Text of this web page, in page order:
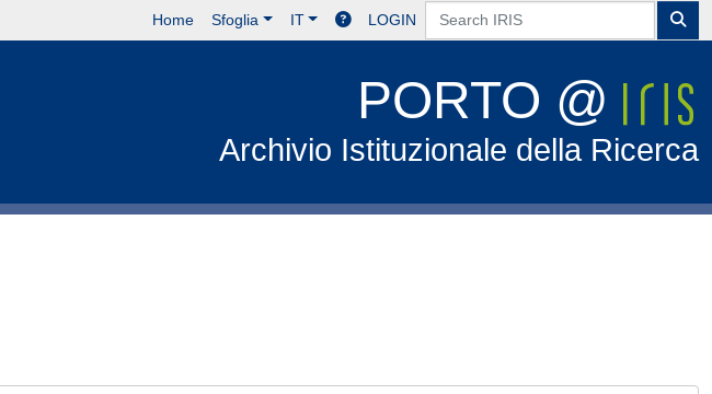
Home Sfoglia IT LOGIN
PORTO @
Archivio Istituzionale della Ricerca